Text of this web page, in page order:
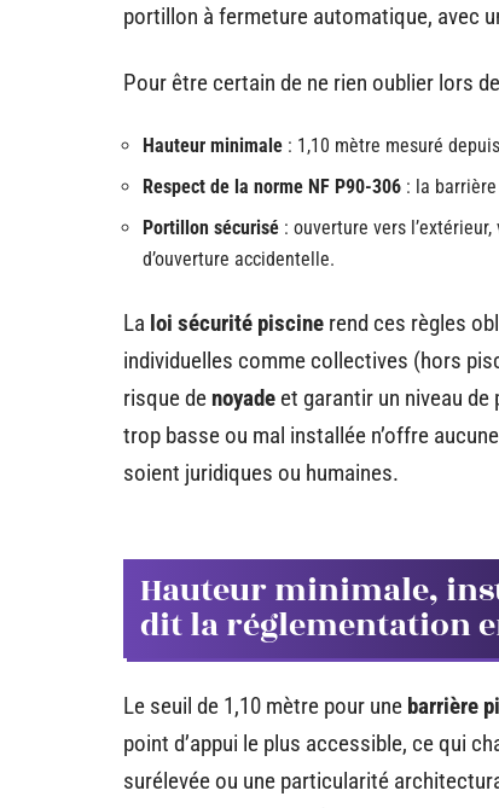
portillon à fermeture automatique, avec
Pour être certain de ne rien oublier lors
Hauteur minimale : 1,10 mètre mesuré
Respect de la norme NF P90-306 : la
Portillon sécurisé : ouverture vers
d’ouverture accidentelle.
La loi sécurité piscine rend ces règles
individuelles comme collectives (hors
risque de noyade et garantir un niveau
trop basse ou mal installée n’offre
soient juridiques ou humaines.
Hauteur minimale,
dit la réglementation
Le seuil de 1,10 mètre pour une barrière
point d’appui le plus accessible, ce qui
surélevée ou une particularité